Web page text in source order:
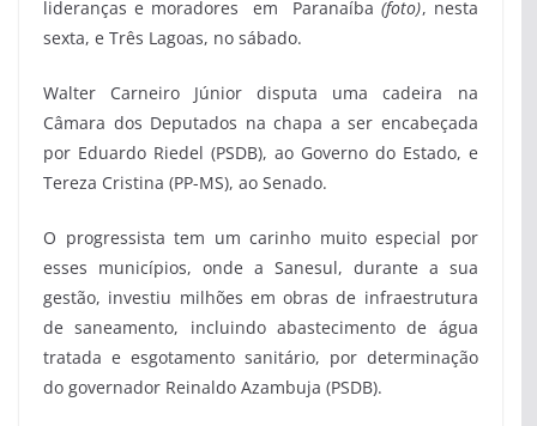
lideranças e moradores em Paranaíba (foto), nesta
sexta, e Três Lagoas, no sábado.
Walter Carneiro Júnior disputa uma cadeira na
Câmara dos Deputados na chapa a ser encabeçada
por Eduardo Riedel (PSDB), ao Governo do Estado, e
Tereza Cristina (PP-MS), ao Senado.
O progressista tem um carinho muito especial por
esses municípios, onde a Sanesul, durante a sua
gestão, investiu milhões em obras de infraestrutura
de saneamento, incluindo abastecimento de água
tratada e esgotamento sanitário, por determinação
do governador Reinaldo Azambuja (PSDB).